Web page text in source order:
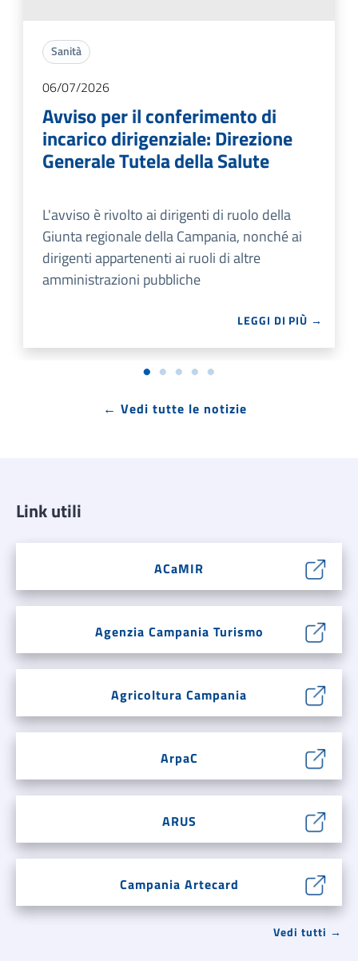
Sanità
06/07/2026
Avviso per il conferimento di
incarico dirigenziale: Direzione
Generale Tutela della Salute
L'avviso è rivolto ai dirigenti di ruolo della
Giunta regionale della Campania, nonché ai
dirigenti appartenenti ai ruoli di altre
amministrazioni pubbliche
LEGGI DI PIÙ →
← Vedi tutte le notizie
Link utili
ACaMIR
Agenzia Campania Turismo
Agricoltura Campania
ArpaC
ARUS
Campania Artecard
Vedi tutti →